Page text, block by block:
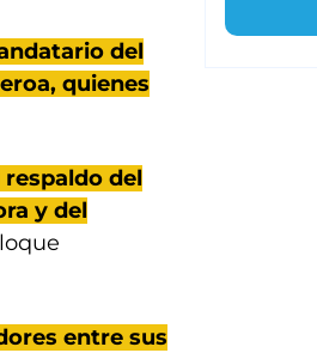
del
quienes
del
y del
entre sus